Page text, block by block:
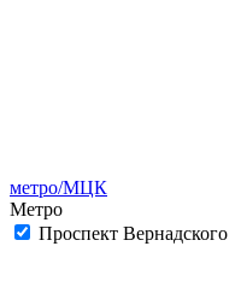
метро/МЦК
Метро
Проспект Вернадского